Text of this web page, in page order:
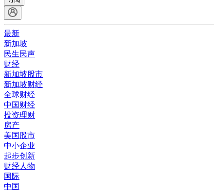
最新
新加坡
民生民声
财经
新加坡股市
新加坡财经
全球财经
中国财经
投资理财
房产
美国股市
中小企业
起步创新
财经人物
国际
中国